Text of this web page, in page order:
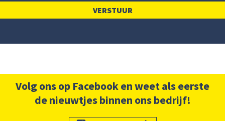
Volg ons op Facebook en weet als eerste
de nieuwtjes binnen ons bedrijf!